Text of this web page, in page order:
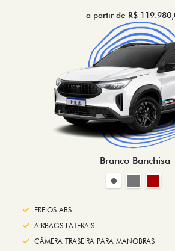
a partir de R$
Branco Banchisa
FREIOS ABS
AIRBAGS LATERAIS
CÂMERA TRASEIRA PARA MANOBRAS